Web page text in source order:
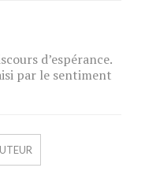
d’espérance.
par le sentiment